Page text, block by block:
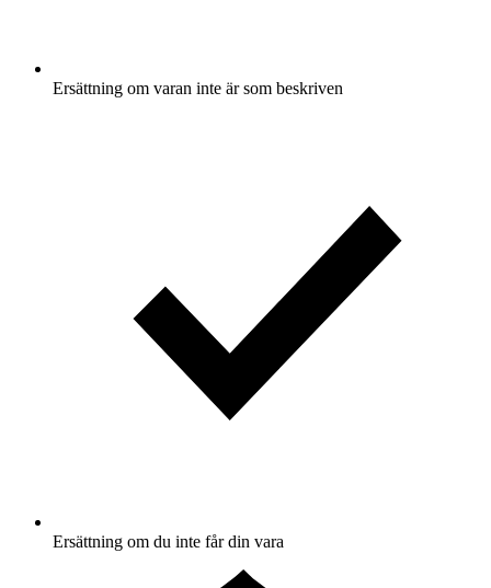
Ersättning om varan inte är som beskriven
Ersättning om du inte får din vara